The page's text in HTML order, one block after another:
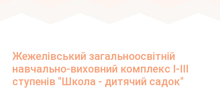
Жежелівський загальноосвітній
навчально-виховний комплекс І-ІІІ
ступенів "Школа - дитячий садок"